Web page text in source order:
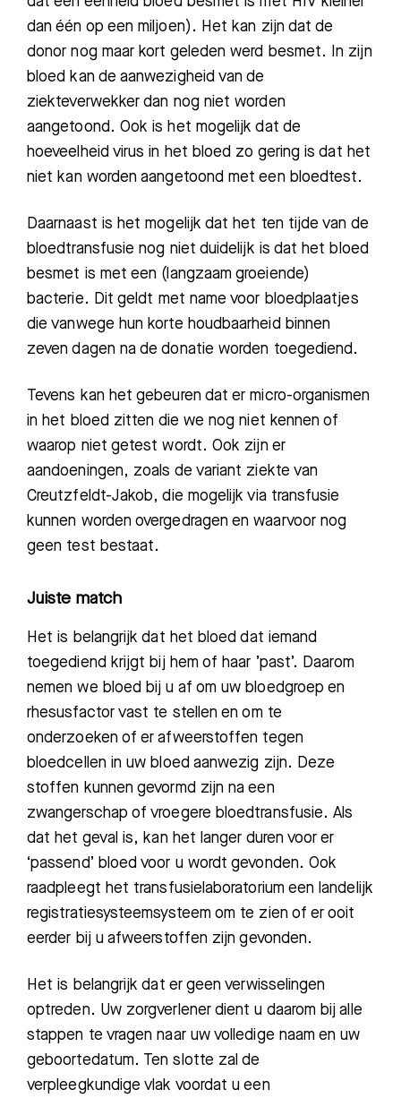
dan één op een miljoen). Het kan zijn dat de
donor nog maar kort geleden werd besmet. In zijn
bloed kan de aanwezigheid van de
ziekteverwekker dan nog niet worden
aangetoond. Ook is het mogelijk dat de
hoeveelheid virus in het bloed zo gering is dat het
niet kan worden aangetoond met een bloedtest.
Daarnaast is het mogelijk dat het ten tijde van de
bloedtransfusie nog niet duidelijk is dat het bloed
besmet is met een (langzaam groeiende)
bacterie. Dit geldt met name voor bloedplaatjes
die vanwege hun korte houdbaarheid binnen
zeven dagen na de donatie worden toegediend.
Tevens kan het gebeuren dat er micro-organismen
in het bloed zitten die we nog niet kennen of
waarop niet getest wordt. Ook zijn er
aandoeningen, zoals de variant ziekte van
Creutzfeldt-Jakob, die mogelijk via transfusie
kunnen worden overgedragen en waarvoor nog
geen test bestaat.
Juiste match
Het is belangrijk dat het bloed dat iemand
toegediend krijgt bij hem of haar ’past’. Daarom
nemen we bloed bij u af om uw bloedgroep en
rhesusfactor vast te stellen en om te
onderzoeken of er afweerstoffen tegen
bloedcellen in uw bloed aanwezig zijn. Deze
stoffen kunnen gevormd zijn na een
zwangerschap of vroegere bloedtransfusie. Als
dat het geval is, kan het langer duren voor er
‘passend’ bloed voor u wordt gevonden. Ook
raadpleegt het transfusielaboratorium een landelijk
registratiesysteemsysteem om te zien of er ooit
eerder bij u afweerstoffen zijn gevonden.
Het is belangrijk dat er geen verwisselingen
optreden. Uw zorgverlener dient u daarom bij alle
stappen te vragen naar uw volledige naam en uw
geboortedatum. Ten slotte zal de
verpleegkundige vlak voordat u een